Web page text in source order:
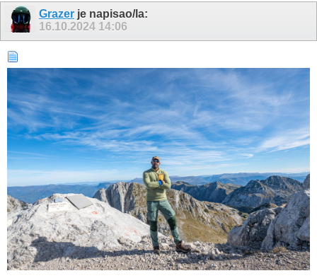
Grazer je napisao/la:
16.10.2024 14:06